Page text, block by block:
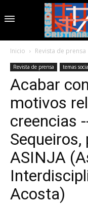
Inicio Revista de prensa
Revista de prensa temas
Acabar
motivos
creencias
Sequeiros,
ASINJA
Acosta)